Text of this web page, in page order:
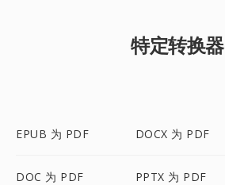
特定转换器
EPUB 为 PDF DOCX 为 PDF
DOC 为 PDF PPTX 为 PDF